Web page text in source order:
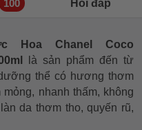
100 Hỏi đáp
Hoa Chanel Coco
là sản phẩm đến từ
thể có hương thơm
nhanh thấm, không
da thơm tho, quyến rũ,